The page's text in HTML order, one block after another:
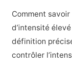
Comment
d’intensité
définition
contrôler